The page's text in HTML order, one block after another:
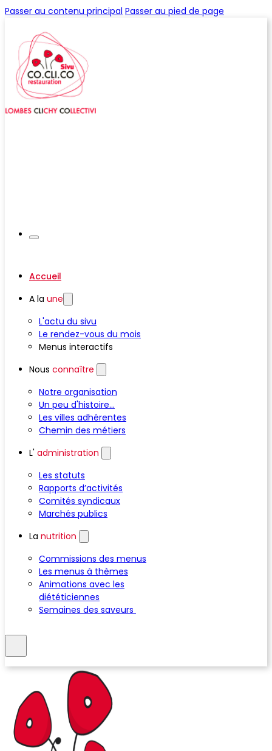
Passer au contenu principal Passer au pied de page
Accueil
A la une
L'actu du sivu
Le rendez-vous du mois
Menus interactifs
Nous connaître
Notre organisation
Un peu d'histoire...
Les villes adhérentes
Chemin des métiers
L' administration
Les statuts
Rapports d’activités
Comités syndicaux
Marchés publics
La nutrition
Commissions des menus
Les menus à thèmes
Animations avec les
diététiciennes
Semaines des saveurs